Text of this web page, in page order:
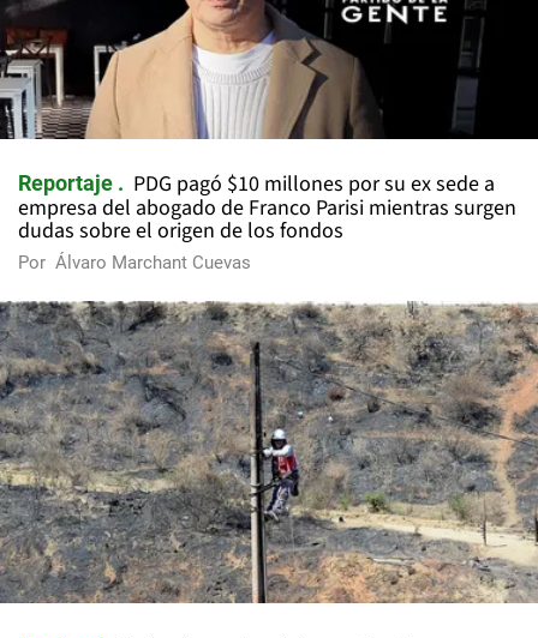
Reportaje
PDG pagó $10 millones por su ex sede a
empresa del abogado de Franco Parisi mientras surgen
dudas sobre el origen de los fondos
Por Álvaro Marchant Cuevas